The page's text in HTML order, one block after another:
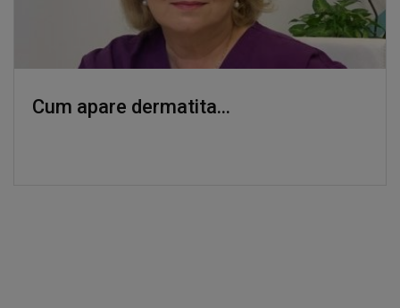
Cum apare dermatita...